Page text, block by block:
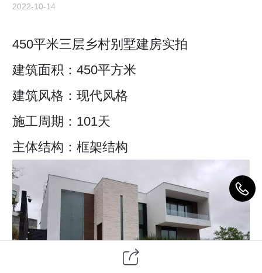
2022-10-14
450平米三层乡村别墅建房实拍
建筑面积：450平方米
建筑风格：现代风格
施工周期：101天
主体结构：框架结构